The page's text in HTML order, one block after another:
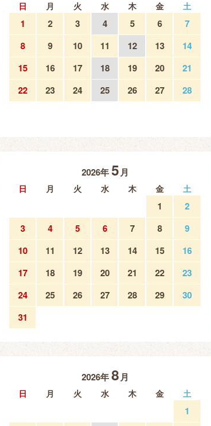
日 月 火 水 木 金 土
1 2 3 4 5 6
7
8
9 10 11 12 13
14
15
16 17 18 19 20
21
22
23 24 25 26 27 28
2026年5 月
日 月 火 水 木 金 土
1
2
3
4 5 6 7 8
9
10
11 12 13 14 15
16
17
18 19 20 21 22
23
24
25 26 27 28 29
30
31
2026年8 月
日 月 火 水 木 金 土
1